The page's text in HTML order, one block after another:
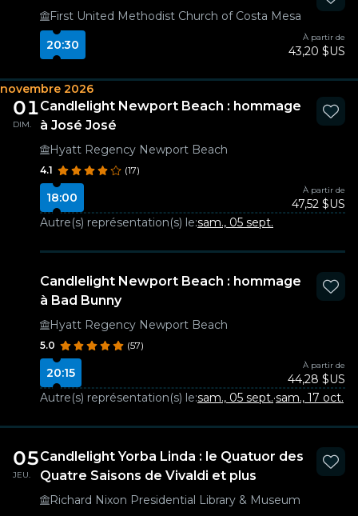
First United Methodist Church of Costa Mesa
20:30
À partir de
43,20 $US
novembre 2026
01
DIM.
Candlelight Newport Beach : hommage
à José José
Hyatt Regency Newport Beach
4.1 (17)
18:00
À partir de
47,52 $US
Autre(s) représentation(s) le:sam., 05 sept.
Candlelight Newport Beach : hommage
à Bad Bunny
Hyatt Regency Newport Beach
5.0 (57)
20:15
À partir de
44,28 $US
Autre(s) représentation(s) le:sam., 05 sept.·sam., 17 oct.
05
JEU.
Candlelight Yorba Linda : le Quatuor des
Quatre Saisons de Vivaldi et plus
Richard Nixon Presidential Library & Museum